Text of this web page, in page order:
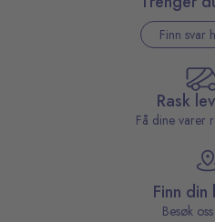
Finn svar
Rask
Få dine varer
Finn din
Besøk